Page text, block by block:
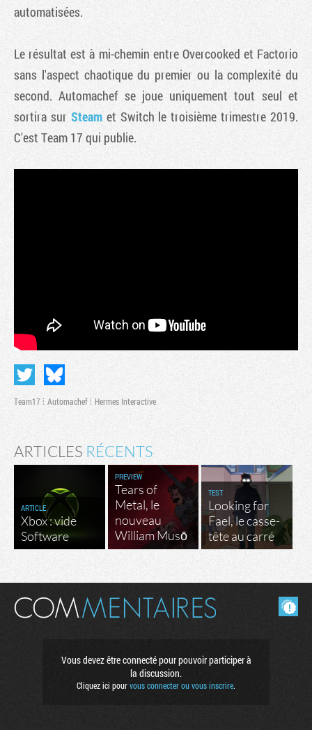
automatisées.
Le résultat est à mi-chemin entre Overcooked et Factorio
sans l'aspect chaotique du premier ou la complexité du
second. Automachef se joue uniquement tout seul et
sortira sur Steamet Switch le troisième trimestre 2019.
C'est Team 17 qui publie.
Team17 Automachef Hermes Interactive
ARTICLES RÉCENTS
ARTICLE
Xbox : vide
Software
PREVIEW
Tears of
Metal, le
nouveau
William Musō
TEST
Looking for
Fael, le casse-
tête au carré
Masquer les commentaires lus.
Vous devez être connecté pour pouvoir participer à
la discussion.
Cliquez ici pourvous connecter ou vous inscrire.